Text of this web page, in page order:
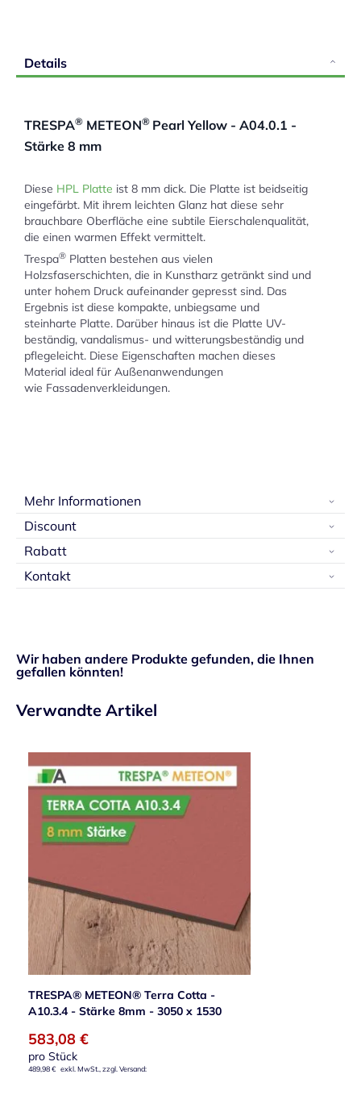
Details
TRESPA® METEON® Pearl Yellow - A04.0.1 -
Stärke 8 mm
Diese HPL Platte ist 8 mm dick. Die Platte ist beidseitig
eingefärbt. Mit ihrem leichten Glanz hat diese sehr
brauchbare Oberfläche eine subtile Eierschalenqualität,
die einen warmen Effekt vermittelt.
Trespa® Platten bestehen aus vielen
Holzsfaserschichten, die in Kunstharz getränkt sind und
unter hohem Druck aufeinander gepresst sind. Das
Ergebnis ist diese kompakte, unbiegsame und
steinharte Platte. Darüber hinaus ist die Platte UV-
beständig, vandalismus- und witterungsbeständig und
pflegeleicht. Diese Eigenschaften machen dieses
Material ideal für Außenanwendungen
wie Fassadenverkleidungen.
Mehr Informationen
Discount
Rabatt
Kontakt
Wir haben andere Produkte gefunden, die Ihnen
gefallen könnten!
Verwandte Artikel
TRESPA® METEON® Terra Cotta -
A10.3.4 - Stärke 8mm - 3050 x 1530
583,08 €
pro Stück
489,98 €